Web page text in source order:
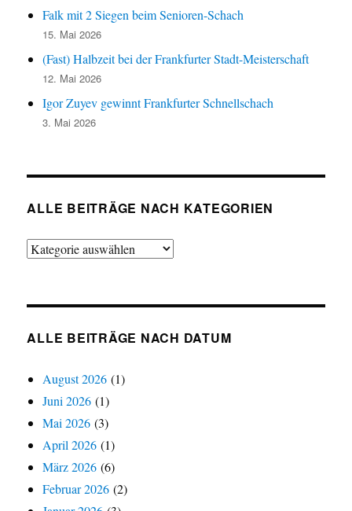
Falk mit 2 Siegen beim Senioren-Schach
15. Mai 2026
(Fast) Halbzeit bei der Frankfurter Stadt-Meisterschaft
12. Mai 2026
Igor Zuyev gewinnt Frankfurter Schnellschach
3. Mai 2026
ALLE BEITRÄGE NACH KATEGORIEN
Alle
ALLE BEITRÄGE NACH DATUM
August 2026 (1)
Juni 2026 (1)
Mai 2026 (3)
April 2026 (1)
März 2026 (6)
Februar 2026 (2)